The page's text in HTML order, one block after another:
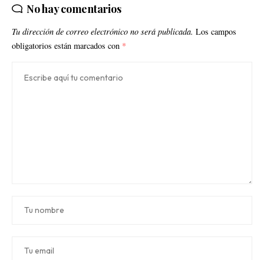
No hay comentarios
Tu dirección de correo electrónico no será publicada. Los campos
obligatorios están marcados con *